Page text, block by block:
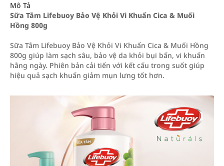
Mô Tả
Sữa Tắm Lifebuoy Bảo Vệ Khỏi Vi Khuẩn Cica & Muối
Hồng 800g
Sữa Tắm Lifebuoy Bảo Vệ Khỏi Vi Khuẩn Cica & Muối Hồng
800g giúp làm sạch sâu, bảo vệ da khỏi bụi bẩn, vi khuẩn
hằng ngày. Phiên bản cải tiến với kết cấu trong suốt giúp
hiệu quả sạch khuẩn giảm mụn lưng tốt hơn.